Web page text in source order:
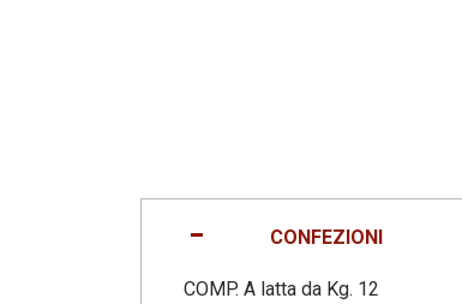
CONFEZIONI
COMP. A latta da Kg. 12